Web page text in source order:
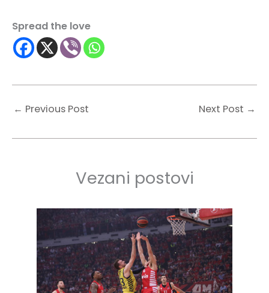
Spread the love
← Previous Post Next Post →
Vezani postovi